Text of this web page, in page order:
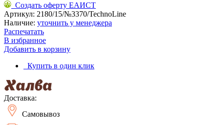
Создать оферту ЕАИСТ
Артикул: 2180/15/№3370/TechnoLine
Наличие: уточнить у менеджера
Распечатать
В избранное
Добавить в корзину
Купить в один клик
Доставка:
Самовывоз